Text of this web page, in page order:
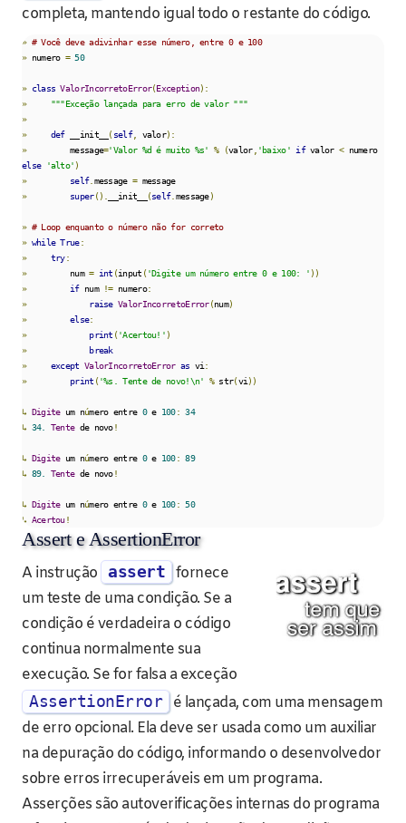
completa, mantendo igual todo o restante do código.
» # Você deve adivinhar esse número, entre 0 e 100
» numero = 50
» class ValorIncorretoError(Exception):
»
"""Exceção lançada para erro de valor """
»
»
def __init__ (self, valor):
»
         message
='Valor %d é muito %s' % (valor, 'baixo' if valor <
numero
else
'alto' )
»
self. message =
message
»
super(). __init__ (self. message)
» # Loop enquanto o número não for correto
» while True:
»
try:
»
         num
= int (input ('Digite um número entre 0 e 100: ' ))
»
if num != numero:
»
raise ValorIncorretoError(num)
»
else:
»
print ('Acertou!' )
»
break
»
except ValorIncorretoError as vi :
»
print ('%s. Tente de novo!\n' % str(vi ))
↳ Digite um número entre 0 e 100: 34
↳ 34. Tente de novo!
↳ Digite um número entre 0 e 100: 89
↳ 89. Tente de novo!
↳ Digite um número entre 0 e 100: 50
↳ Acertou!
Assert e AssertionError
A instrução assert fornece
um teste de uma condição. Se a
condição é verdadeira o código
continua normalmente sua
execução. Se for falsa a exceção
AssertionError
é lançada, com uma mensagem
de erro opcional. Ela deve ser usada como um auxiliar
na depuração do código, informando o desenvolvedor
sobre erros irrecuperáveis ​​em um programa.
Asserções são autoverificações internas do programa